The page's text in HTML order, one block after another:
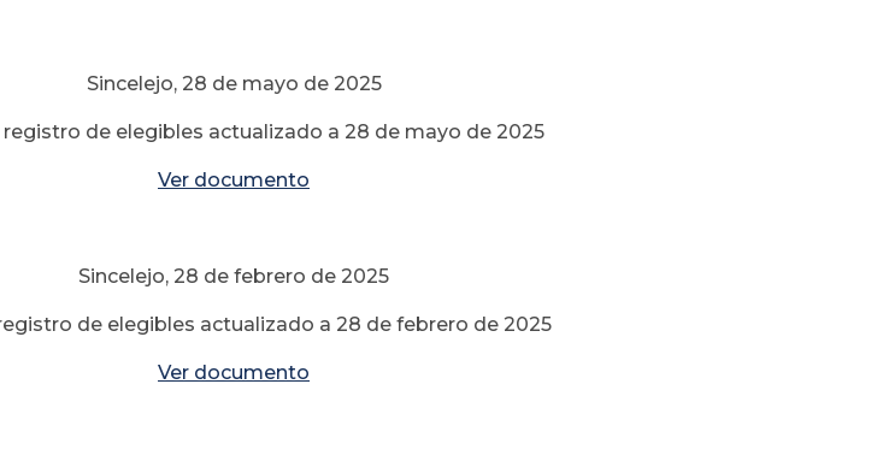
Sincelejo, 28 de mayo de 2025
de elegibles actualizado a 28 de mayo de 2025
Ver documento
Sincelejo, 28 de febrero de 2025
de elegibles actualizado a 28 de febrero de 2025
Ver documento